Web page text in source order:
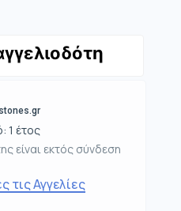
1 έτος
είναι εκτός σύνδεση
τις Αγγελίες